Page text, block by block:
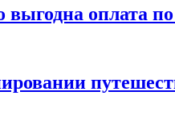
выгодна оплата